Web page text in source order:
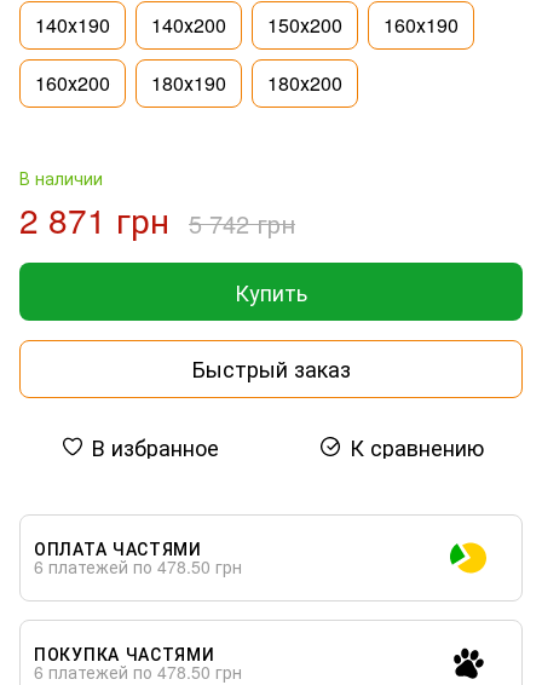
140х190 140х200 150х200 160х190
160х200 180х190 180х200
В наличии
2 871 грн 5 742 грн
Купить
Быстрый заказ
В избранное К сравнению
ОПЛАТА ЧАСТЯМИ
6 платежей по 478.50 грн
ПОКУПКА ЧАСТЯМИ
6 платежей по 478.50 грн